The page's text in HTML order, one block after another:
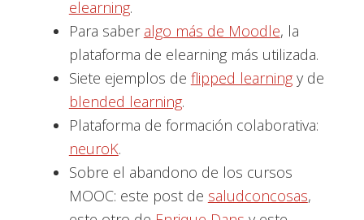
elearning.
Para saber algo más de Moodle, la
plataforma de elearning más utilizada.
Siete ejemplos de flipped learningy de
blended learning.
Plataforma de formación colaborativa:
neuroK.
Sobre el abandono de los cursos
MOOC: este post de saludconcosas,